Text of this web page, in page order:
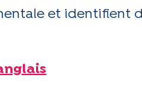
et identifient